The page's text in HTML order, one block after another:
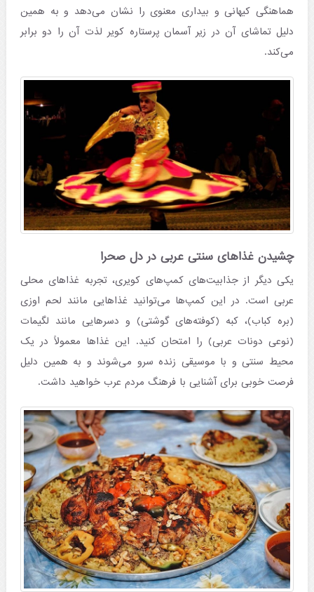
هماهنگی کیهانی و بیداری معنوی را نشان می‌دهد و به همین
دلیل تماشای آن در زیر آسمان پرستاره کویر لذت آن را دو برابر
می‌کند.
چشیدن غذاهای سنتی عربی در دل صحرا
یکی دیگر از جذابیت‌های کمپ‌های کویری، تجربه غذاهای محلی
عربی است. در این کمپ‌ها می‌توانید غذاهایی مانند لحم اوزی
(بره کباب)، کبه (کوفته‌های گوشتی) و دسرهایی مانند لگیمات
(نوعی دونات عربی) را امتحان کنید. این غذاها معمولاً در یک
محیط سنتی و با موسیقی زنده سرو می‌شوند و به همین دلیل
فرصت خوبی برای آشنایی با فرهنگ مردم عرب خواهید داشت.